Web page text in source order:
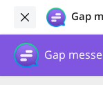
Gap
Gap